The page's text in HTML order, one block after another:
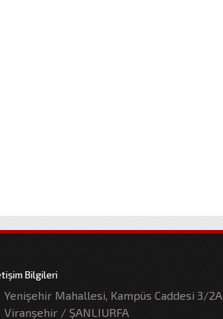
Bilgileri
Yenişehir Mahallesi, Kampüs Caddesi 3/2A
Viranşehir / ŞANLIURFA